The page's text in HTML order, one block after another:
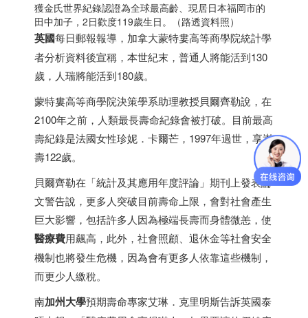
獲金氏世界紀錄認證為全球最高齡、現居日本福岡市的
田中加子，2日歡度119歲生日。（路透資料照）
英國每日郵報報導， 加拿大蒙特婁高等商學院統計學
者分析資料後宣稱，本世紀末，普通人將能活到130
歲，人瑞將能活到180歲。
蒙特婁高等商學院決策學系助理教授貝爾齊勒說，在
2100年之前，人類最長壽命紀錄會被打破。目前最高
壽紀錄是法國女性珍妮．卡爾芒，1997年過世，享嵩
壽122歲。
貝爾齊勒在「統計及其應用年度評論」期刊上發表論
文警告說，更多人突破目前壽命上限，會對社會產生
巨大影響，包括許多人因為極端長壽而身體微恙，使
醫療費用飆高，此外，社會照顧、退休金等社會安全
機制也將發生危機，因為會有更多人依靠這些機制，
而更少人繳稅。
南加州大學預期壽命專家艾琳．克里明斯告訴英國泰